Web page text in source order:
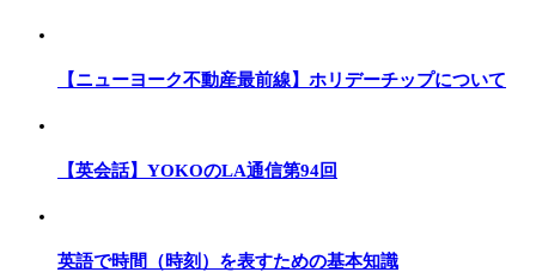
【ニューヨーク不動産最前線】ホリデーチップについて
【英会話】YOKOのLA通信第94回
英語で時間（時刻）を表すための基本知識